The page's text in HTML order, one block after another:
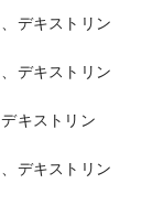
デキストリン
デキストリン
キストリン
デキストリン